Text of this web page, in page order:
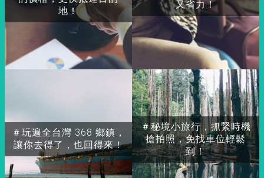
地！
＃玩遍全台灣 368 鄉鎮，
讓你去得了，也回得來！
＃秘境小旅行，抓緊時機
搶拍照，免找車位輕鬆
到！
又省力！